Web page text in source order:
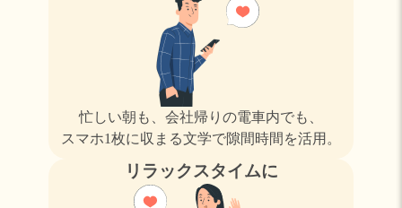
忙しい朝も、会社帰りの電車内でも、
スマホ1枚に収まる文学で隙間時間を活用。
リラックスタイムに